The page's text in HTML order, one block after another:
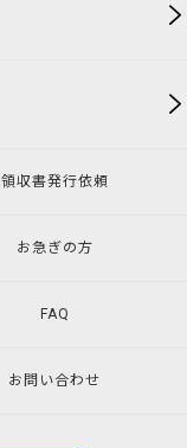
領収書発行依頼
お急ぎの方
FAQ
お問い合わせ